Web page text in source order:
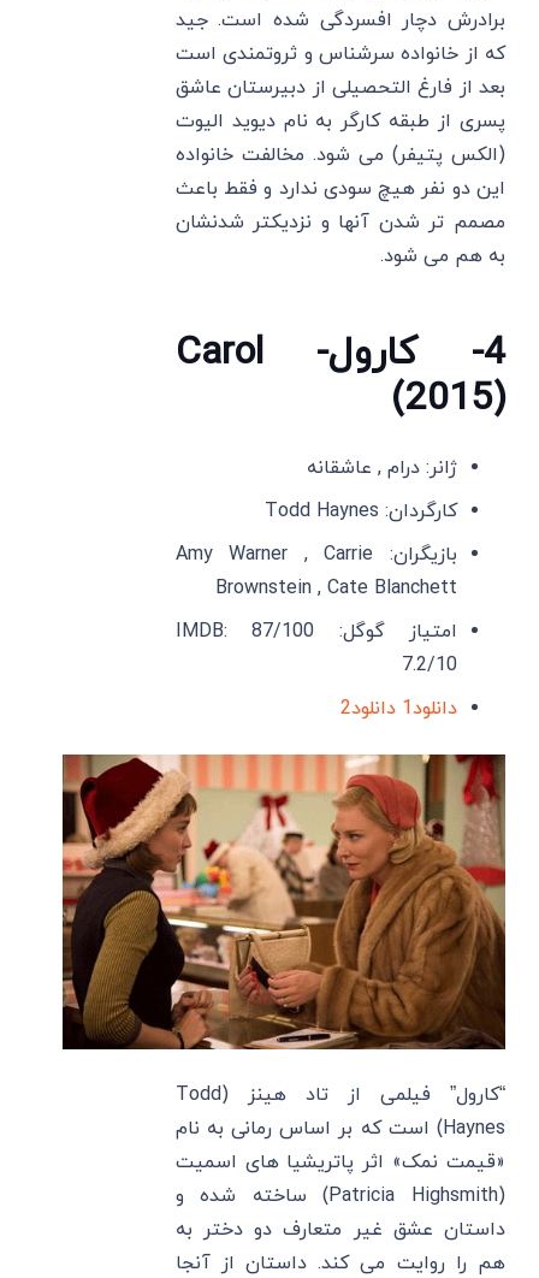
برادرش دچار افسردگی شده است. جید
که از خانواده سرشناس و ثروتمندی است
بعد از فارغ التحصیلی از دبیرستان عاشق
پسری از طبقه کارگر به نام دیوید الیوت
(الکس پتیفر) می شود. مخالفت خانواده
این دو نفر هیچ سودی ندارد و فقط باعث
مصمم تر شدن آنها و نزدیکتر شدنشان
به هم می شود.
4- کارول- Carol
(2015)
ژانر: درام , عاشقانه
کارگردان: Todd Haynes
بازیگران: Amy Warner , Carrie
Brownstein , Cate Blanchett
امتیاز گوگل: 87/100 IMDB:
7.2/10
دانلود1
دانلود2
“کارول” فیلمی از تاد هینز (Todd
Haynes) است که بر اساس رمانی به نام
«قیمت نمک» اثر پاتریشیا های اسمیت
(Patricia Highsmith) ساخته شده و
داستان عشق غیر متعارف دو دختر به
هم را روایت می کند. داستان از آنجا